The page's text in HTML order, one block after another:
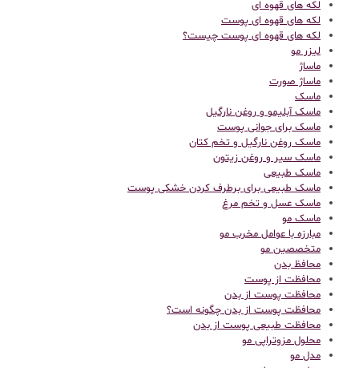
لکه های قهوه ای
لکه های قهوه ای پوست
لکه های قهوه ای پوست چیست؟
لیزر مو
ماساژ
ماساژ صورت
ماسک
ماسک آبلیمو و روغن نارگیل
ماسک برای جوانی پوست
ماسک روغن نارگیل و تخم کتان
ماسک سیر و روغن زیتون
ماسک طبیعی
ماسک طبیعی برای برطرف کردن خشکی پوست
ماسک عسل و تخم مرغ
ماسک مو
مبارزه با عوامل مخرب مو
متخصصین مو
محافظ بدن
محافظت از پوست
محافظت پوست از بدن
محافظت پوست از بدن چگونه است؟
محافظت طبیعی پوست از بدن
محلول مزوتراپی مو
مدل مو